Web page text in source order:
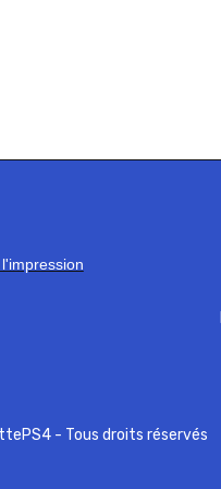
- Tous droits réservés